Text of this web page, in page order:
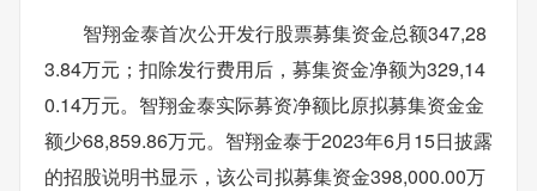
智翔金泰首次公开发行股票募集资金总额347,28
3.84万元；扣除发行费用后，募集资金净额为329,14
0.14万元。智翔金泰实际募资净额比原拟募集资金金
额少68,859.86万元。智翔金泰于2023年6月15日披露
的招股说明书显示，该公司拟募集资金398,000.00万